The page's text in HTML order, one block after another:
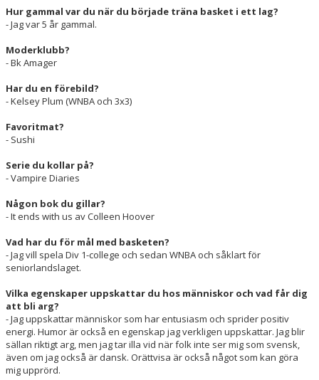
Hur gammal var du när du började träna basket i ett lag?
- Jag var 5 år gammal.
Moderklubb?
- Bk Amager
Har du en förebild?
- Kelsey Plum (WNBA och 3x3)
Favoritmat?
- Sushi
Serie du kollar på?
- Vampire Diaries
Någon bok du gillar?
- It ends with us av Colleen Hoover
Vad har du för mål med basketen?
- Jag vill spela Div 1-college och sedan WNBA och såklart för
seniorlandslaget.
Vilka egenskaper uppskattar du hos människor och vad får dig
att bli arg?
- Jag uppskattar människor som har entusiasm och sprider positiv
energi. Humor är också en egenskap jag verkligen uppskattar. Jag blir
sällan riktigt arg, men jag tar illa vid när folk inte ser mig som svensk,
även om jag också är dansk. Orättvisa är också något som kan göra
mig upprörd.